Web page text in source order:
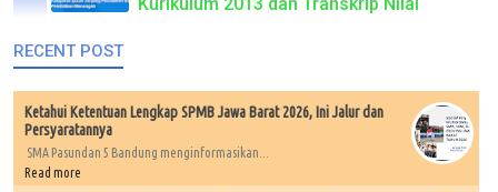
RECENT POST
Ketahui Ketentuan Lengkap SPMB Jawa Barat 2026, Ini Jalur dan
Persyaratannya
SMA Pasundan 5 Bandung menginformasikan...
Read more